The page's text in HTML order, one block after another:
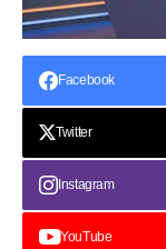
Facebook
Twitter
Instagram
YouTube